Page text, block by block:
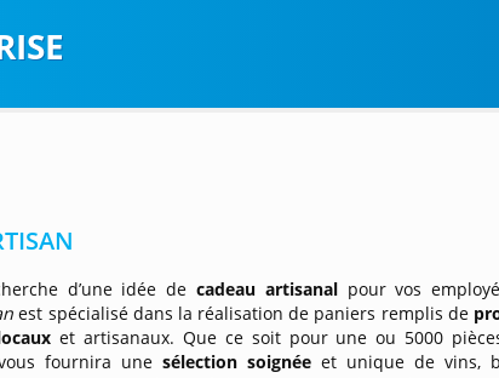
d’une idée decadeau artisanalpour vos
est spécialisé dans la réalisation de paniers remplis de
et artisanaux. Que ce soit pour une ou 5000
fournira unesélection soignéeet unique de vins,